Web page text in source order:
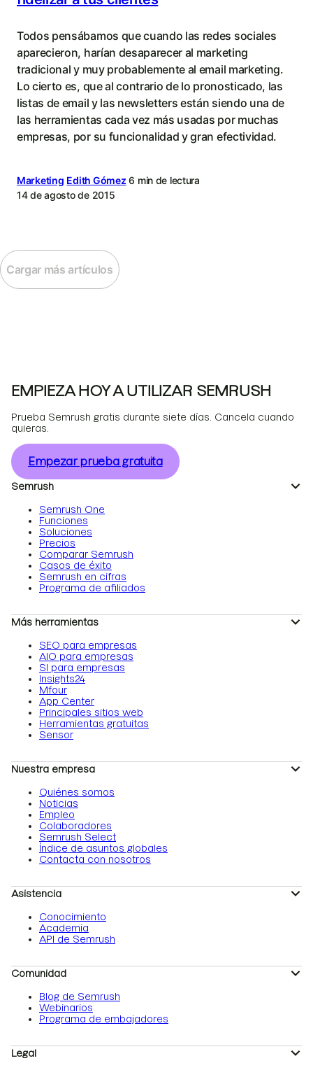
Todos pensábamos que cuando las redes sociales
aparecieron, harían desaparecer al marketing
tradicional y muy probablemente al email marketing.
Lo cierto es, que al contrario de lo pronosticado, las
listas de email y las newsletters están siendo una de
las herramientas cada vez más usadas por muchas
empresas, por su funcionalidad y gran efectividad.
Marketing Edith Gómez 6 min de lectura
14 de agosto de 2015
Cargar más artículos
EMPIEZA HOY A UTILIZAR SEMRUSH
Prueba Semrush gratis durante siete días. Cancela cuando
quieras.
Empezar prueba gratuita
Semrush
Semrush One
Funciones
Soluciones
Precios
Comparar Semrush
Casos de éxito
Semrush en cifras
Programa de afiliados
Más herramientas
SEO para empresas
AIO para empresas
SI para empresas
Insights24
Mfour
App Center
Principales sitios web
Herramientas gratuitas
Sensor
Nuestra empresa
Quiénes somos
Noticias
Empleo
Colaboradores
Semrush Select
Índice de asuntos globales
Contacta con nosotros
Asistencia
Conocimiento
Academia
API de Semrush
Comunidad
Blog de Semrush
Webinarios
Programa de embajadores
Legal